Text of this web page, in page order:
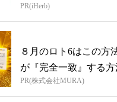
PR(iHerb)
８月のロト6はこの方
が『完全一致』する方
PR(株式会社MURA)